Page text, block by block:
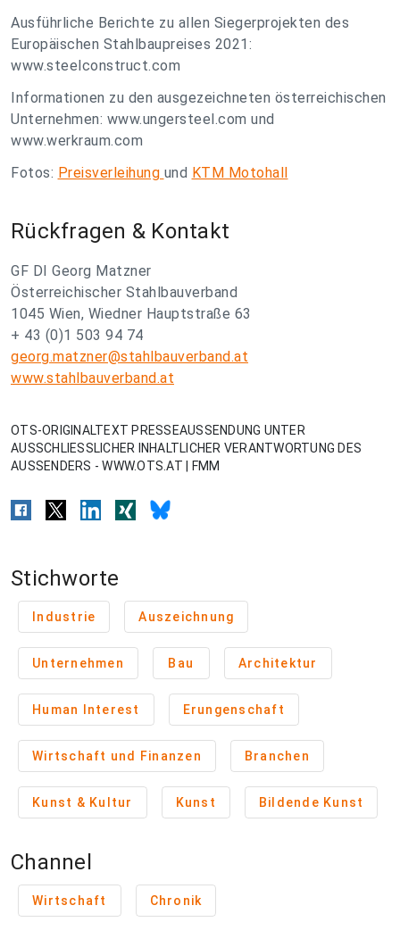
Ausführliche Berichte zu allen Siegerprojekten des
Europäischen Stahlbaupreises 2021:
www.steelconstruct.com
Informationen zu den ausgezeichneten österreichischen
Unternehmen: www.ungersteel.com und
www.werkraum.com
Fotos: Preisverleihung und KTM Motohall
Rückfragen & Kontakt
GF DI Georg Matzner
Österreichischer Stahlbauverband
1045 Wien, Wiedner Hauptstraße 63
+ 43 (0)1 503 94 74
georg.matzner@stahlbauverband.at
www.stahlbauverband.at
OTS-ORIGINALTEXT PRESSEAUSSENDUNG UNTER
AUSSCHLIESSLICHER INHALTLICHER VERANTWORTUNG DES
AUSSENDERS - WWW.OTS.AT | FMM
Stichworte
Industrie Auszeichnung
Unternehmen Bau Architektur
Human Interest Erungenschaft
Wirtschaft und Finanzen Branchen
Kunst & Kultur Kunst Bildende Kunst
Channel
Wirtschaft Chronik